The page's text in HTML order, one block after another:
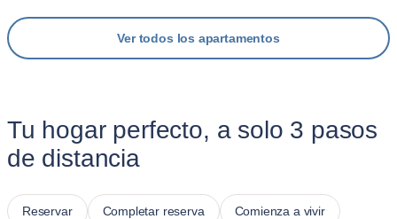
Ver todos los apartamentos
Tu hogar perfecto, a solo 3 pasos
de distancia
Reservar Completar reserva Comienza a vivir